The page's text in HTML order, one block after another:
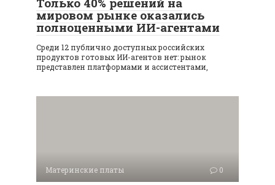
мировом рынке оказались
полноценными ИИ-агентами
Среди 12 публично доступных российских
продуктов готовых ИИ-агентов нет: рынок
представлен платформами и ассистентами,
Материнские платы 0